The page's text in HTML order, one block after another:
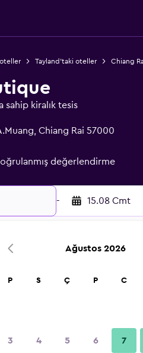
Tayland'taki oteller Chiang
sahip kiralık tesis
Chiang Rai 57000
değerlendirme
- 15.08 Cmt
Ağustos 2026
P S Ç P C
3 4 5 6 7